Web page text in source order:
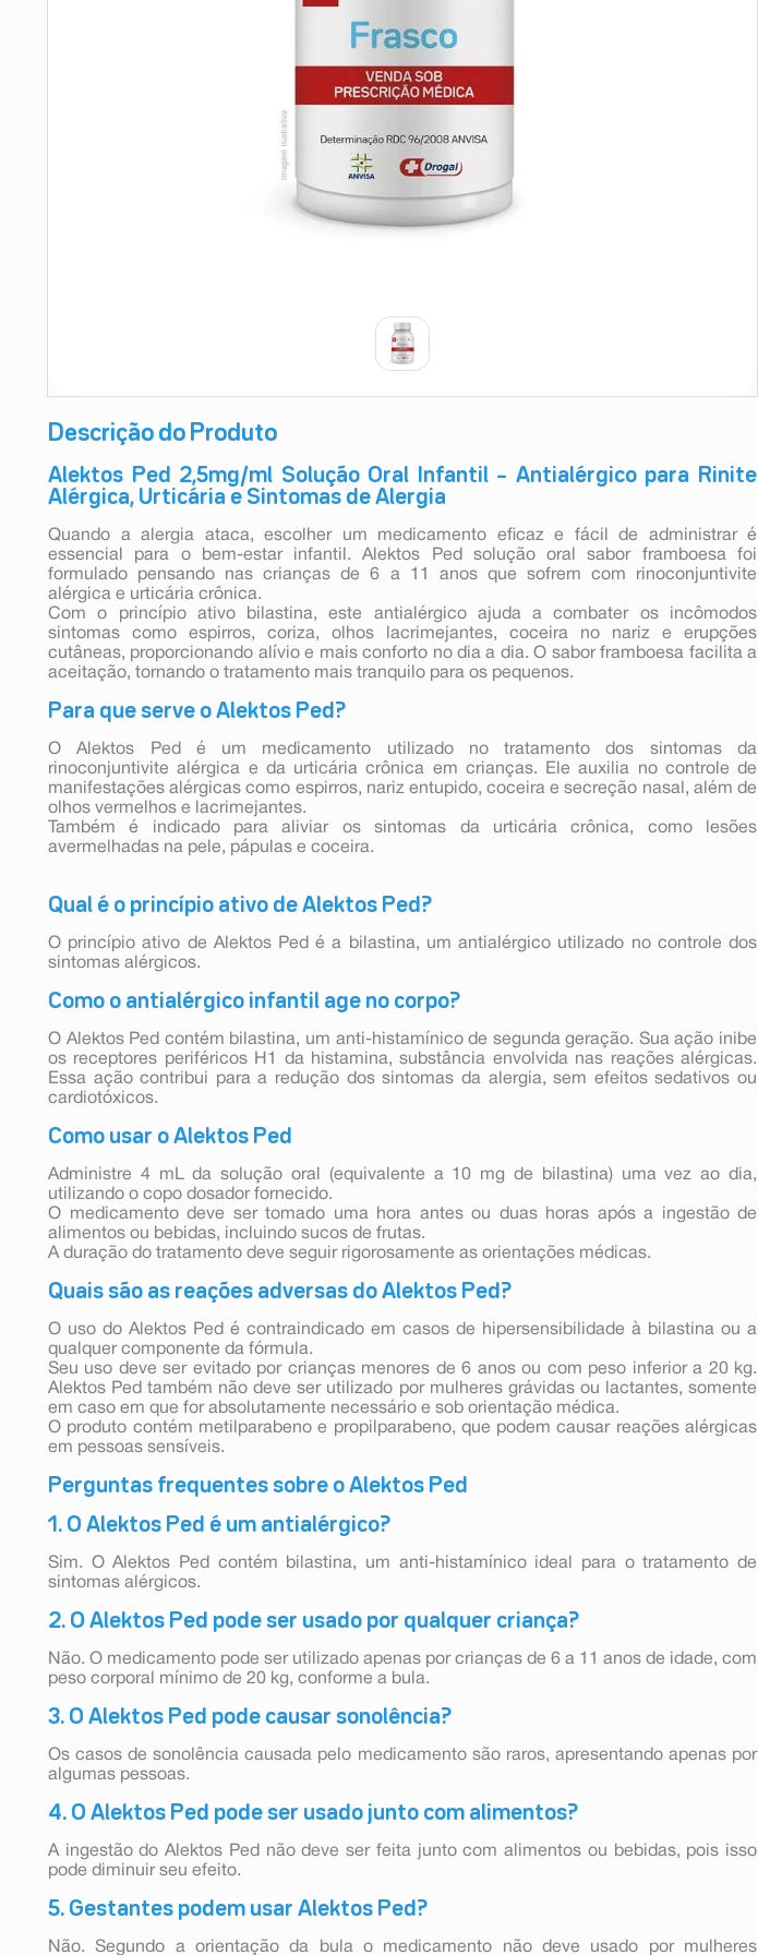
Descrição do Produto
Alektos Ped 2,5mg/ml Solução Oral Infantil – Antialérgico para Rinite
Alérgica, Urticária e Sintomas de Alergia
Quando a alergia ataca, escolher um medicamento eficaz e fácil de administrar é
essencial para o bem-estar infantil. Alektos Ped solução oral sabor framboesa foi
formulado pensando nas crianças de 6 a 11 anos que sofrem com rinoconjuntivite
alérgica e urticária crônica.
Com o princípio ativo bilastina, este antialérgico ajuda a combater os incômodos
sintomas como espirros, coriza, olhos lacrimejantes, coceira no nariz e erupções
cutâneas, proporcionando alívio e mais conforto no dia a dia. O sabor framboesa facilita a
aceitação, tornando o tratamento mais tranquilo para os pequenos.
Para que serve o Alektos Ped?
O Alektos Ped é um medicamento utilizado no tratamento dos sintomas da
rinoconjuntivite alérgica e da urticária crônica em crianças. Ele auxilia no controle de
manifestações alérgicas como espirros, nariz entupido, coceira e secreção nasal, além de
olhos vermelhos e lacrimejantes.
Também é indicado para aliviar os sintomas da urticária crônica, como lesões
avermelhadas na pele, pápulas e coceira.
Qual é o princípio ativo de Alektos Ped?
O princípio ativo de Alektos Ped é a bilastina, um antialérgico utilizado no controle dos
sintomas alérgicos.
Como o antialérgico infantil age no corpo?
O Alektos Ped contém bilastina, um anti-histamínico de segunda geração. Sua ação inibe
os receptores periféricos H1 da histamina, substância envolvida nas reações alérgicas.
Essa ação contribui para a redução dos sintomas da alergia, sem efeitos sedativos ou
cardiotóxicos.
Como usar o Alektos Ped
Administre 4 mL da solução oral (equivalente a 10 mg de bilastina) uma vez ao dia,
utilizando o copo dosador fornecido.
O medicamento deve ser tomado uma hora antes ou duas horas após a ingestão de
alimentos ou bebidas, incluindo sucos de frutas.
A duração do tratamento deve seguir rigorosamente as orientações médicas.
Quais são as reações adversas do Alektos Ped?
O uso do Alektos Ped é contraindicado em casos de hipersensibilidade à bilastina ou a
qualquer componente da fórmula.
Seu uso deve ser evitado por crianças menores de 6 anos ou com peso inferior a 20 kg.
Alektos Ped também não deve ser utilizado por mulheres grávidas ou lactantes, somente
em caso em que for absolutamente necessário e sob orientação médica.
O produto contém metilparabeno e propilparabeno, que podem causar reações alérgicas
em pessoas sensíveis.
Perguntas frequentes sobre o Alektos Ped
1. O Alektos Ped é um antialérgico?
Sim. O Alektos Ped contém bilastina, um anti-histamínico ideal para o tratamento de
sintomas alérgicos.
2. O Alektos Ped pode ser usado por qualquer criança?
Não. O medicamento pode ser utilizado apenas por crianças de 6 a 11 anos de idade, com
peso corporal mínimo de 20 kg, conforme a bula.
3. O Alektos Ped pode causar sonolência?
Os casos de sonolência causada pelo medicamento são raros, apresentando apenas por
algumas pessoas.
4. O Alektos Ped pode ser usado junto com alimentos?
A ingestão do Alektos Ped não deve ser feita junto com alimentos ou bebidas, pois isso
pode diminuir seu efeito.
5. Gestantes podem usar Alektos Ped?
Não. Segundo a orientação da bula o medicamento não deve usado por mulheres
º absorvente
shampoo